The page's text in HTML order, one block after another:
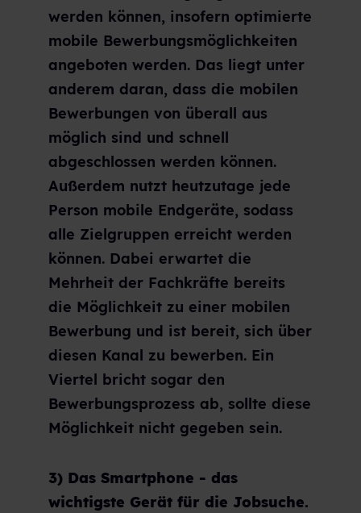
werden können, insofern optimierte
mobile Bewerbungsmöglichkeiten
angeboten werden. Das liegt unter
anderem daran, dass die mobilen
Bewerbungen von überall aus
möglich sind und schnell
abgeschlossen werden können.
Außerdem nutzt heutzutage jede
Person mobile Endgeräte, sodass
alle Zielgruppen erreicht werden
können. Dabei erwartet die
Mehrheit der Fachkräfte bereits
die Möglichkeit zu einer mobilen
Bewerbung und ist bereit, sich über
diesen Kanal zu bewerben. Ein
Viertel bricht sogar den
Bewerbungsprozess ab, sollte diese
Möglichkeit nicht gegeben sein.
3) Das Smartphone - das
wichtigste Gerät für die Jobsuche.